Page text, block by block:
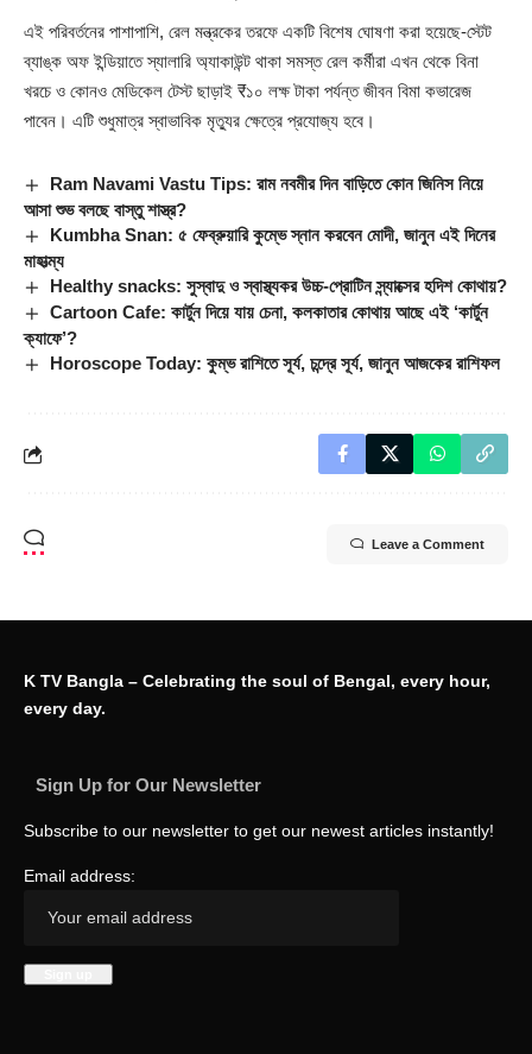
এই পরিবর্তনের পাশাপাশি, রেল মন্ত্রকের তরফে একটি বিশেষ ঘোষণা করা হয়েছে-স্টেট
ব্যাঙ্ক অফ ইন্ডিয়াতে স্যালারি অ্যাকাউন্ট থাকা সমস্ত রেল কর্মীরা এখন থেকে বিনা
খরচে ও কোনও মেডিকেল টেস্ট ছাড়াই ₹১০ লক্ষ টাকা পর্যন্ত জীবন বিমা কভারেজ
পাবেন। এটি শুধুমাত্র স্বাভাবিক মৃত্যুর ক্ষেত্রে প্রযোজ্য হবে।
Ram Navami Vastu Tips: রাম নবমীর দিন বাড়িতে কোন জিনিস নিয়ে
আসা শুভ বলছে বাস্তু শাস্ত্র?
Kumbha Snan: ৫ ফেব্রুয়ারি কুম্ভে স্নান করবেন মোদী, জানুন এই দিনের
মাহাত্ম্য
Healthy snacks: সুস্বাদু ও স্বাস্থ্যকর উচ্চ-প্রোটিন স্ন্যাক্সের হদিশ কোথায়?
Cartoon Cafe: কার্টুন দিয়ে যায় চেনা, কলকাতার কোথায় আছে এই ‘কার্টুন
ক্যাফে’?
Horoscope Today: কুম্ভ রাশিতে সূর্য, চন্দ্রে সূর্য, জানুন আজকের রাশিফল
Leave a Comment
K TV Bangla – Celebrating the soul of Bengal, every hour,
every day.
Sign Up for Our Newsletter
Subscribe to our newsletter to get our newest articles instantly!
Email address: